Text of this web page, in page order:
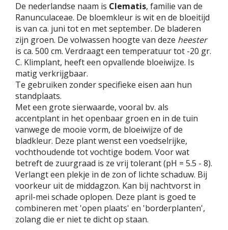
De nederlandse naam is Clematis, familie van de
Ranunculaceae. De bloemkleur is wit en de bloeitijd
is van ca. juni tot en met september. De bladeren
zijn groen. De volwassen hoogte van deze heester
is ca. 500 cm. Verdraagt een temperatuur tot -20 gr.
C. Klimplant, heeft een opvallende bloeiwijze. Is
matig verkrijgbaar.
Te gebruiken zonder specifieke eisen aan hun
standplaats.
Met een grote sierwaarde, vooral bv. als
accentplant in het openbaar groen en in de tuin
vanwege de mooie vorm, de bloeiwijze of de
bladkleur. Deze plant wenst een voedselrijke,
vochthoudende tot vochtige bodem. Voor wat
betreft de zuurgraad is ze vrij tolerant (pH = 5.5 - 8).
Verlangt een plekje in de zon of lichte schaduw. Bij
voorkeur uit de middagzon. Kan bij nachtvorst in
april-mei schade oplopen. Deze plant is goed te
combineren met 'open plaats' en 'borderplanten',
zolang die er niet te dicht op staan.